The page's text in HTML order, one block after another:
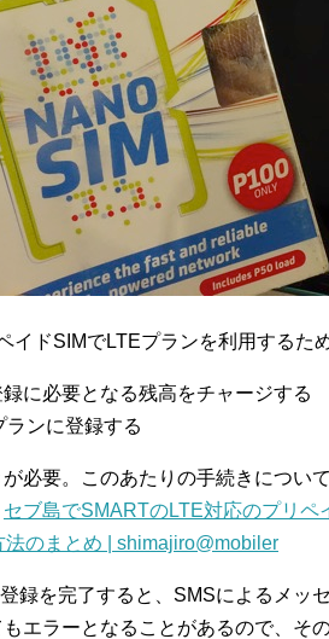
イドSIMでLTEプランを利用するた
に必要となる残高をチャージする
ランに登録する
必要。このあたりの手続きについ
セブ島でSMARTのLTE対応のプリ
のまとめ | shimajiro@mobiler
録を完了すると、SMSによるメッ
エラーとなることがあるので、そ